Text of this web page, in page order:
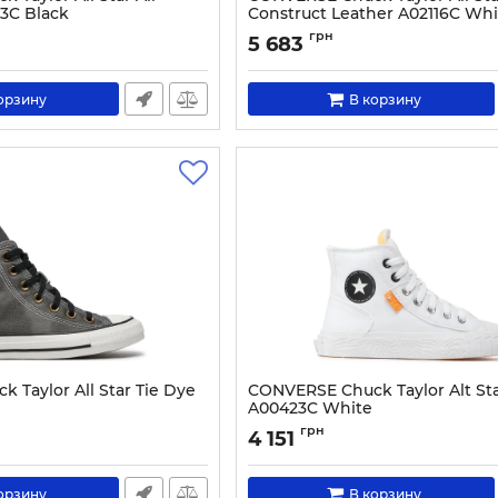
Black
Construct Leather A02116C
Артикул: 0000303747459-37
5 683 грн
В корзину
Taylor All Star Tie Dye
CONVERSE Chuck Taylor Alt
A00423C White
Артикул: 0000300889039-36
4 151 грн
В корзину